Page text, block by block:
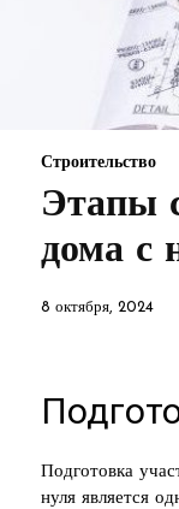
Строительство
Этапы
дома с
8 октября, 2024
Подготовка
нуля является